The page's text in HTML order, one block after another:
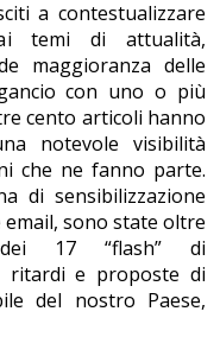
a contestualizzare
temi di attualità,
maggioranza delle
con uno o più
cento articoli hanno
notevole visibilità
che ne fanno parte.
di sensibilizzazione
sono state oltre
dei 17 “flash” di
ritardi e proposte di
del nostro Paese,